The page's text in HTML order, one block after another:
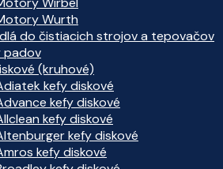
Wurth
do čistiacich strojov a tepovačov
padov
(kruhové)
kefy diskové
kefy diskové
kefy diskové
kefy diskové
kefy diskové